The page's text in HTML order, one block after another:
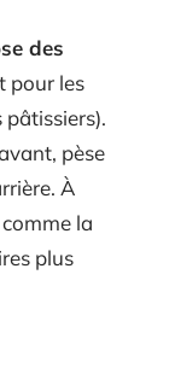
des
pour les
pèse
À
la
plus